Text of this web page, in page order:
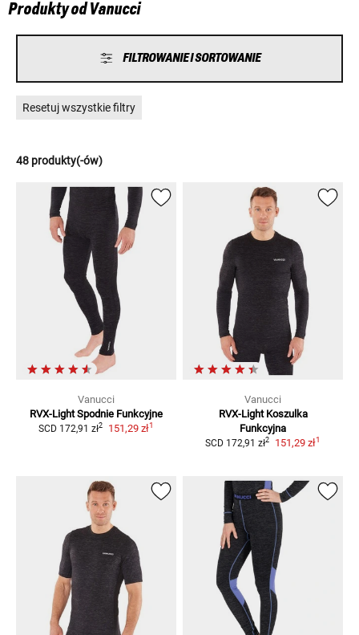
Produkty od Vanucci
FILTROWANIE I SORTOWANIE
Resetuj wszystkie filtry
48 produkty(-ów)
Vanucci
RVX-Light Spodnie Funkcyjne
SCD 172,91 zł2 151,29 zł1
Vanucci
RVX-Light Koszulka
Funkcyjna
SCD 172,91 zł2 151,29 zł1